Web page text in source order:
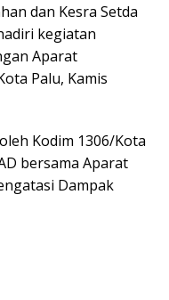
dan Kesra Setda
kegiatan
Aparat
Palu, Kamis
Kodim 1306/Kota
bersama Aparat
Dampak